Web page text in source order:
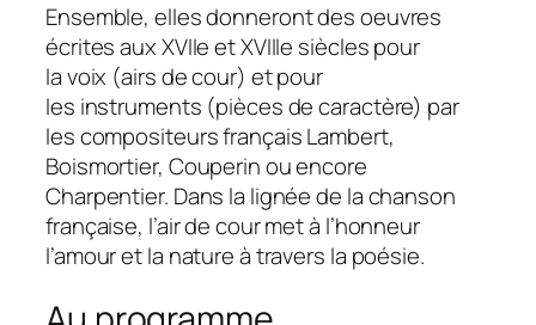
Ensemble, elles donneront des oeuvres
écrites aux XVIIe et XVIIIe siècles pour
la voix (airs de cour) et pour
les instruments (pièces de caractère) par
les compositeurs français Lambert,
Boismortier, Couperin ou encore
Charpentier. Dans la lignée de la chanson
française, l’air de cour met à l’honneur
l’amour et la nature à travers la poésie.